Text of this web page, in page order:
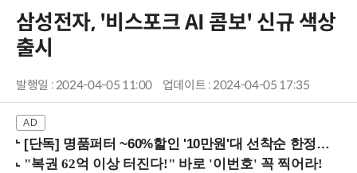
삼성전자, '비스포크 AI 콤보' 신규 색상
출시
발행일 : 2024-04-05 11:00 업데이트 : 2024-04-05 17:35
[단독] 명품퍼터 ~60%할인 '10만원'대 선착순 한정판매!